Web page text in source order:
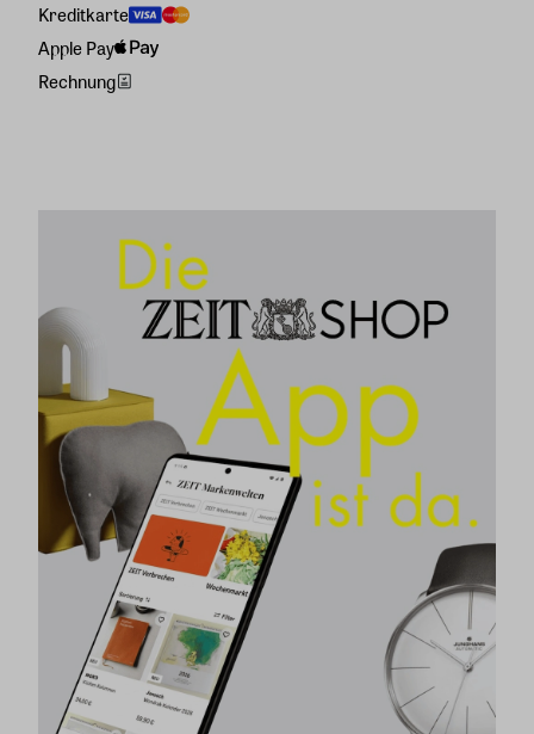
Kreditkarte
Apple Pay
Rechnung